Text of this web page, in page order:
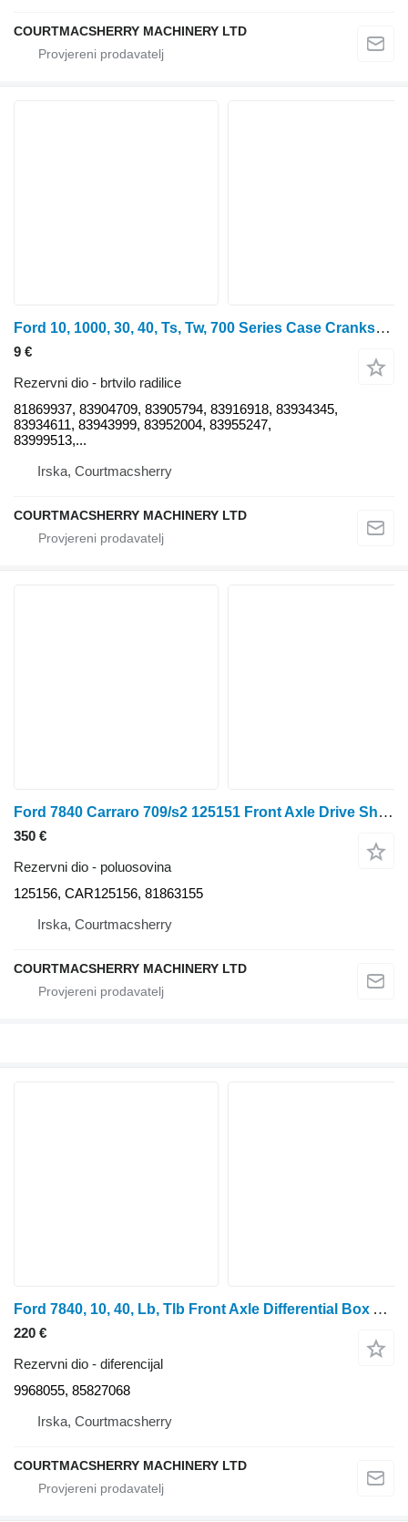
COURTMACSHERRY MACHINERY LTD
Ford 10, 1000, 30, 40, Ts, Tw, 700 Series Case Crankshaft Seal Genuin 81869937 brtvilo radilice za traktora na kotačima
9 €
Rezervni dio - brtvilo radilice
81869937, 83904709, 83905794, 83916918, 83934345,
83934611, 83943999, 83952004, 83955247,
83999513,...
Irska, Courtmacsherry
COURTMACSHERRY MACHINERY LTD
Ford 7840 Carraro 709/s2 125151 Front Axle Drive Shaft Car125156, 818 poluosovina za traktora na kotačima
350 €
Rezervni dio - poluosovina
125156, CAR125156, 81863155
Irska, Courtmacsherry
COURTMACSHERRY MACHINERY LTD
Ford 7840, 10, 40, Lb, Tlb Front Axle Differential Box Assy 9968055, diferencijal za Ford 655, 655A, 555B, 655C, 445C, 555C, 445D, 575D, 555D, 655D, 555E, 575E, 655E, 555A, 250C, 345C, 454C, 345D, 545D, 675D, 675E, 555 traktora na kotačima
220 €
Rezervni dio - diferencijal
9968055, 85827068
Irska, Courtmacsherry
COURTMACSHERRY MACHINERY LTD